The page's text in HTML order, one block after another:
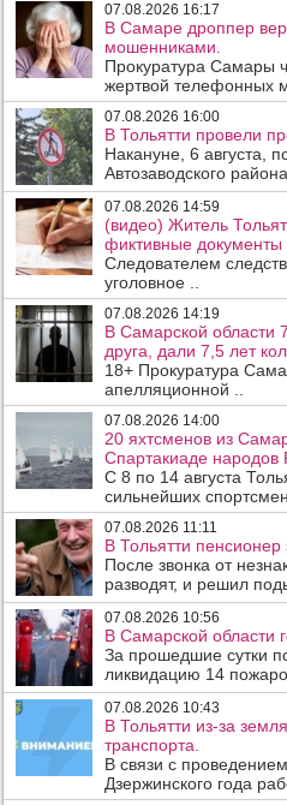
07.08.2026 16:17
В Самаре дроппер
мошенниками.
Прокуратура Самары
жертвой телефонных
07.08.2026 16:00
В Тольятти провели
Накануне, 6 августа,
Автозаводского
07.08.2026 14:59
(видео) Житель
фиктивные документы
Следователем
уголовное ..
07.08.2026 14:19
В Самарской области
друга, дали 7,5 лет
18+ Прокуратура
апелляционной ..
07.08.2026 14:00
20 яхтсменов из
Спартакиаде народов
С 8 по 14 августа
сильнейших
07.08.2026 11:11
В Тольятти
После звонка от
разводят, и решил
07.08.2026 10:56
В Самарской области
За прошедшие сутки
ликвидацию 14
07.08.2026 10:43
В Тольятти из-за
транспорта.
В связи с
Дзержинского года